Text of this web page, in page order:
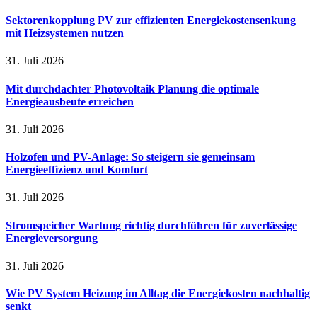
Sektorenkopplung PV zur effizienten Energiekostensenkung
mit Heizsystemen nutzen
31. Juli 2026
Mit durchdachter Photovoltaik Planung die optimale
Energieausbeute erreichen
31. Juli 2026
Holzofen und PV-Anlage: So steigern sie gemeinsam
Energieeffizienz und Komfort
31. Juli 2026
Stromspeicher Wartung richtig durchführen für zuverlässige
Energieversorgung
31. Juli 2026
Wie PV System Heizung im Alltag die Energiekosten nachhaltig
senkt